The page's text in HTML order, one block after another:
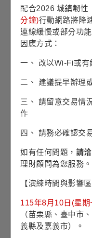
基金規模
風險等級
波動風險
對應指數
投資標的
投資地區
配合2026 城鎮韌性
分鐘)行動網路將降
連線緩慢或部分功
因應方式：
一、 改以Wi-Fi或有
二、 建議提早辦理
三、 請留意交易情
作
四、 請務必確認交
如有任何問題， 請
理財顧問為您服務。
【演練時間與影響區
115年8月10日(星
（苗栗縣、臺中市
義縣及嘉義市）。